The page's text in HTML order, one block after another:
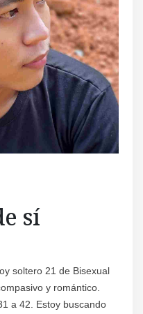
sí
soltero 21 de Bisexual
y romántico.
a 42. Estoy buscando